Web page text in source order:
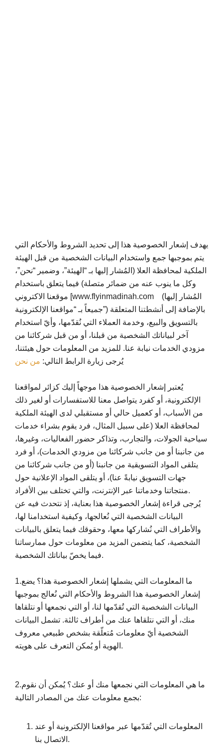
يهدف إشعار الخصوصية هذا إلى تحديد الشروط والأحكام التي
يتم بموجبها جمع واستخدام البيانات الشخصية من قبل الهيئة
الملكية لمحافظة العلا (المُشار إليها بـ “الهيئة”، وضمير “نحن”،
وكل ما ينوب عنه من ضمائر متصلة) فيما يتعلق باستخدام
موقعنا الاكتروني [www.flyinmadinah.com (المُشار إليها
جميعاً بـ “مواقعنا الإلكترونية”) بالإضافة إلى أنشطتنا المتعلقة
بالتسويق والبيع، وخدمة العملاء التي نُقدّمها، وأيّ استخدام
آخر لبياناتك الشخصية من قبلنا، أو من قبل شركائنا من
مزودي الخدمات نيابة عنا. للمزيد من المعلومات حول هيئتنا،
يُرجى زيارة الرابط التالي: من نحن
يُعتبر إشعار الخصوصية هذا موجهاً إليك كزائر لمواقعنا
الإلكترونية، أو كفرد يتواصل معنا للاستفسارات أو لغير ذلك
من الأسباب، أو كعميل حالي أو مستقبلي لدى الهيئة الملكية
لمحافظة العلا (على سبيل المثال، فرد يقوم بشراء خدمات
سياحية الجولات، والتجارب، وتذاكر حضور الفعاليات، وغيرها،
من جانبنا أو من جانب شركائنا من مزودي الخدمات)، أو فرد
يتلقى المواد التسويقية من جانبنا (أو من جانب شركائنا من
جهات التسويق نيابةً عنا)، أو يتلقى المواد الإعلانية حول
منتجاتنا وخدماتنا عبر الإنترنت، والتي تختلف بين الأفراد.
يُرجى قراءة إشعار الخصوصية هذا بعناية، إذ نتحدث فيه عن
البيانات الشخصية التي نُعالجها، وكيفية استخدامنا لها،
والأطراف التي نُشاركها معها، وحقوقك فيما يتعلق بالبيانات
الشخصية، كما يتضمن المزيد من معلومات حول ممارساتنا
فيما يخصّ بياناتك الشخصية.
1.ما المعلومات التي يشملها إشعار الخصوصية هذا؟ يضع
إشعار الخصوصية هذا الشروط والأحكام التي نُعالج بموجبها
البيانات الشخصية التي تُقدّمها لنا، أو التي نجمعها أو نتلقاها
منك، أو التي نتلقاها عنك من أطراف ثالثة. تشمل البيانات
الشخصية أيّ معلومات مُتعلّقة بشخص طبيعي معروف
الهوية أو يُمكن التعرف على هويته.
2.ما هي المعلومات التي نجمعها منك أو عنك؟ يُمكن أن نقوم
بجمع معلومات عنك من المصادر التالية:
المعلومات التي تُقدّمها عبر مواقعنا الإلكترونية أو عند
الاتصال بنا.